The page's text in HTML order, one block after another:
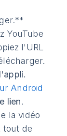
YouTube
l'URL
Android
lien.
la vidéo
tout de